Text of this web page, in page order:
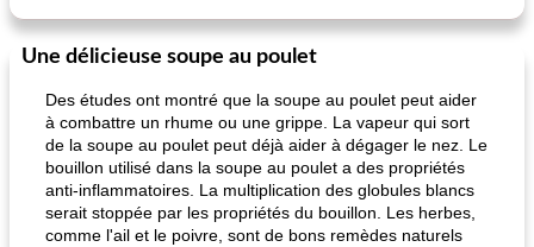
Une délicieuse soupe au poulet
Des études ont montré que la soupe au poulet peut aider
à combattre un rhume ou une grippe. La vapeur qui sort
de la soupe au poulet peut déjà aider à dégager le nez. Le
bouillon utilisé dans la soupe au poulet a des propriétés
anti-inflammatoires. La multiplication des globules blancs
serait stoppée par les propriétés du bouillon. Les herbes,
comme l'ail et le poivre, sont de bons remèdes naturels